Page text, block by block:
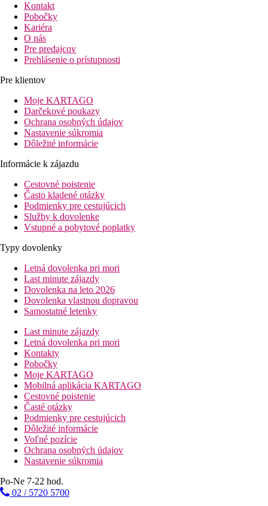
Kontakt
Pobočky
Kariéra
O nás
Pre predajcov
Prehlásenie o prístupnosti
Pre klientov
Moje KARTAGO
Darčekové poukazy
Ochrana osobných údajov
Nastavenie súkromia
Dôležité informácie
Informácie k zájazdu
Cestovné poistenie
Často kladené otázky
Podmienky pre cestujúcich
Služby k dovolenke
Vstupné a pobytové poplatky
Typy dovolenky
Letná dovolenka pri mori
Last minute zájazdy
Dovolenka na leto 2026
Dovolenka vlastnou dopravou
Samostatné letenky
Last minute zájazdy
Letná dovolenka pri mori
Kontakty
Pobočky
Moje KARTAGO
Mobilná aplikácia KARTAGO
Cestovné poistenie
Časté otázky
Podmienky pre cestujúcich
Dôležité informácie
Voľné pozície
Ochrana osobných údajov
Nastavenie súkromia
Po-Ne 7-22 hod.
02 / 5720 5700